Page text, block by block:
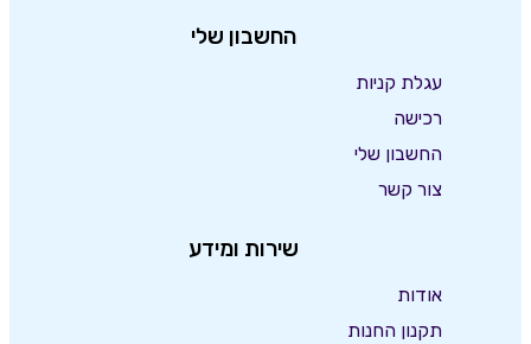
החשבון שלי
עגלת קניות
רכישה
החשבון שלי
צור קשר
שירות ומידע
אודות
תקנון החנות